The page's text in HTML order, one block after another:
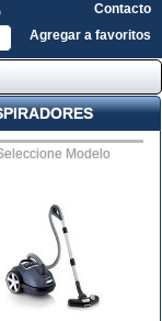
Contacto
Agregar a favoritos
Modelo